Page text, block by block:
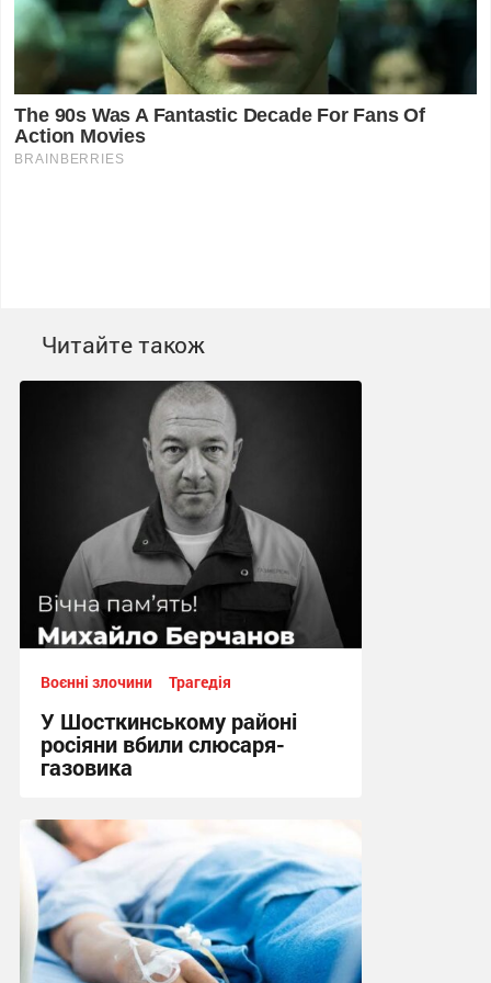
Читайте також
Воєнні злочини Трагедія
У Шосткинському районі
росіяни вбили слюсаря-
газовика
14:58, 1.08.2026